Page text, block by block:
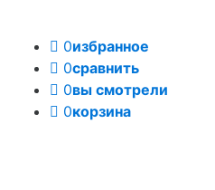
0избранное
0сравнить
0вы смотрели
0корзина